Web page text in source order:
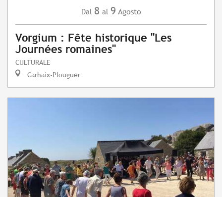
Dal 8 al 9 Agosto
Vorgium : Fête historique "Les
Journées romaines"
CULTURALE
Carhaix-Plouguer